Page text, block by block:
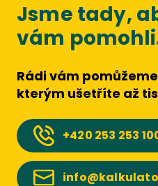
Jsme tady,
vám
Rádi vám
kterým ušetříte až
+420 253 253